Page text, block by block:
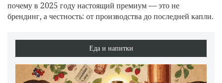
почему в 2025 году настоящий премиум — это не
брендинг, а честность: от производства до последней капли.
Еда и напитки